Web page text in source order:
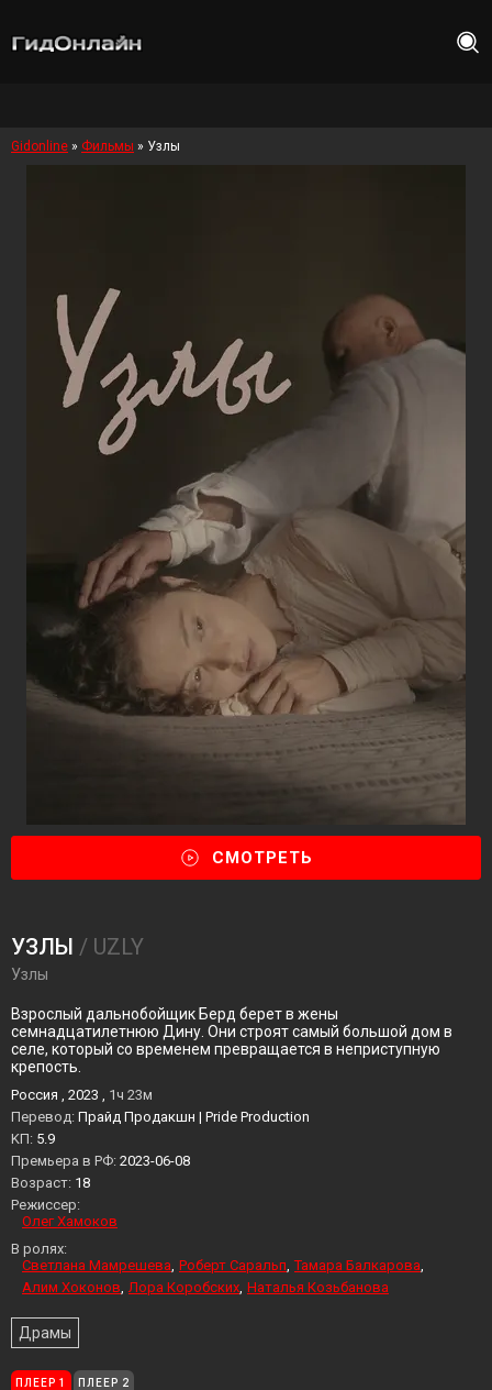
Gidonline » Фильмы » Узлы
СМОТРЕТЬ
УЗЛЫ / UZLY
Узлы
Взрослый дальнобойщик Берд берет в жены
семнадцатилетнюю Дину. Они строят самый большой дом в
селе, который со временем превращается в неприступную
крепость.
Россия , 2023 , 1ч 23м
Перевод: Прайд Продакшн | Pride Production
KП: 5.9
Премьера в РФ: 2023-06-08
Возраст: 18
Режиссер:
Олег Хамоков
В ролях:
Светлана Мамрешева Роберт Саральп Тамара Балкарова
Алим Хоконов Лора Коробских Наталья Козьбанова
Драмы
ПЛЕЕР 1 ПЛЕЕР 2